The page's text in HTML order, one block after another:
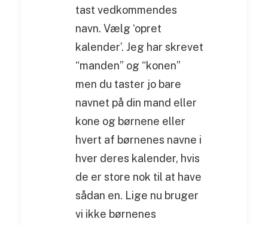
tast vedkommendes
navn. Vælg ‘opret
kalender’. Jeg har skrevet
“manden” og “konen”
men du taster jo bare
navnet på din mand eller
kone og børnene eller
hvert af børnenes navne i
hver deres kalender, hvis
de er store nok til at have
sådan en. Lige nu bruger
vi ikke børnenes